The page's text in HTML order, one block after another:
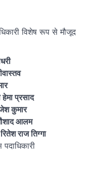
विशेष रूप से मौजूद
प्रसाद
कुमार
आलम
राज तिग्गा